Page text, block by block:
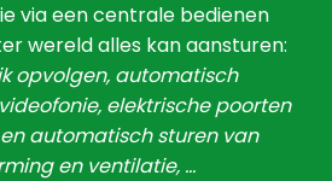
via een centrale bedienen
wereld alles kan aansturen:
opvolgen, automatisch
elektrische poorten
automatisch sturen van
en ventilatie, …